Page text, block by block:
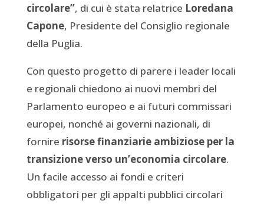
circolare”, di cui è stata relatrice Loredana
Capone, Presidente del Consiglio regionale
della Puglia.
Con questo progetto di parere i leader locali
e regionali chiedono ai nuovi membri del
Parlamento europeo e ai futuri commissari
europei, nonché ai governi nazionali, di
fornire risorse finanziarie ambiziose per la
transizione verso un’economia circolare.
Un facile accesso ai fondi e criteri
obbligatori per gli appalti pubblici circolari